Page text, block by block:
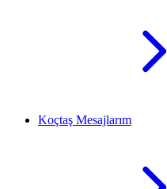
Koçtaş Mesajlarım